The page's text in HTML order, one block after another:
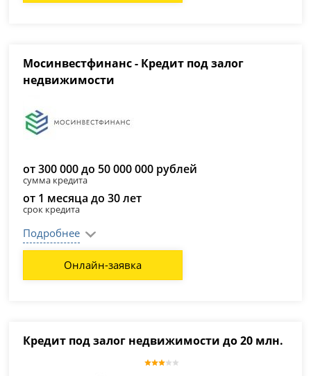
Мосинвестфинанс - Кредит под залог
недвижимости
от 300 000 до 50 000 000 рублей
сумма кредита
от 1 месяца до 30 лет
срок кредита
Подробнее
Онлайн-заявка
Кредит под залог недвижимости до 20 млн.